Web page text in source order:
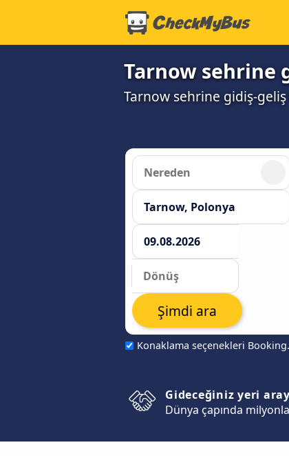
Tarnow sehrine
Tarnow sehrine gidiş-
Konaklama seçenekleri
Şimdi ara
Gideceğiniz yeri
Dünya çapında